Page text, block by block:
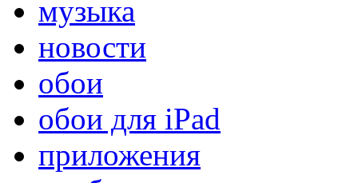
музыка
новости
обои
обои для iPad
приложения